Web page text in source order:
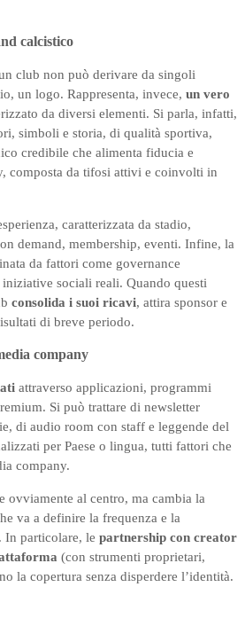
calcistico
club non può derivare da singoli
un logo. Rappresenta, invece, un vero
da diversi elementi. Si parla, infatti,
simboli e storia, di qualità sportiva,
credibile che alimenta fiducia e
composta da tifosi attivi e coinvolti in
caratterizzata da stadio,
demand, membership, eventi. Infine, la
da fattori come governance
sociali reali. Quando questi
consolida i suoi ricavi, attira sponsor e
di breve periodo.
company
attraverso applicazioni, programmi
Si può trattare di newsletter
di audio room con staff e leggende del
per Paese o lingua, tutti fattori che
company.
ovviamente al centro, ma cambia la
va a definire la frequenza e la
In particolare, le partnership con creator
(con strumenti proprietari,
la copertura senza disperdere l’identità.